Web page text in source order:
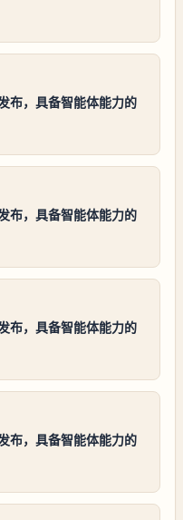
布，具备智能体能力的
布，具备智能体能力的
布，具备智能体能力的
布，具备智能体能力的